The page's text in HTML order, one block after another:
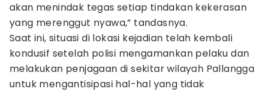
akan menindak tegas setiap tindakan kekerasan
yang merenggut nyawa,” tandasnya.
Saat ini, situasi di lokasi kejadian telah kembali
kondusif setelah polisi mengamankan pelaku dan
melakukan penjagaan di sekitar wilayah Pallangga
untuk mengantisipasi hal-hal yang tidak